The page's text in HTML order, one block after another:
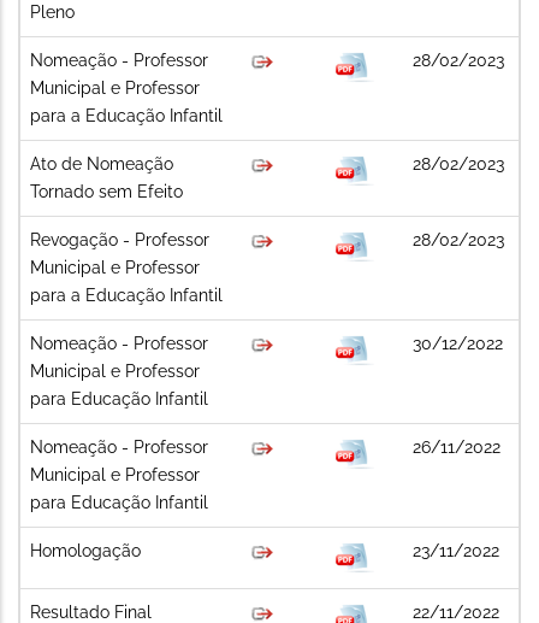
Pleno
Nomeação - Professor
Municipal e Professor
para a Educação Infantil
28/02/2023
Ato de Nomeação
Tornado sem Efeito
28/02/2023
Revogação - Professor
Municipal e Professor
para a Educação Infantil
28/02/2023
Nomeação - Professor
Municipal e Professor
para Educação Infantil
30/12/2022
Nomeação - Professor
Municipal e Professor
para Educação Infantil
26/11/2022
Homologação 23/11/2022
Resultado Final 22/11/2022